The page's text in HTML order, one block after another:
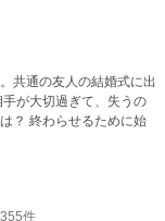
共通の友人の結婚式に出
？ 終わらせるために始
件